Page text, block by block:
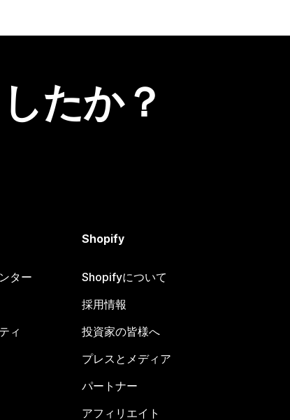
たか？
ター
ィ
Shopify
Shopifyについて
採用情報
投資家の皆様へ
プレスとメディア
パートナー
アフィリエイト